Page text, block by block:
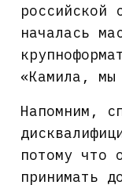
российской
началась
«Камила,
Напомним,
потому что
принимать